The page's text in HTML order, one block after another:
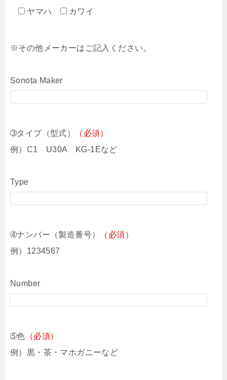
ヤマハ
カワイ
※その他メーカーはご記入ください。
Sonota Maker
➂タイプ（型式）
（必須）
例）C1 U30A KG-1Eなど
Type
➃ナンバー（製造番号）
（必須）
例）1234567
Number
➄色 （必須）
例）黒・茶・マホガニーなど